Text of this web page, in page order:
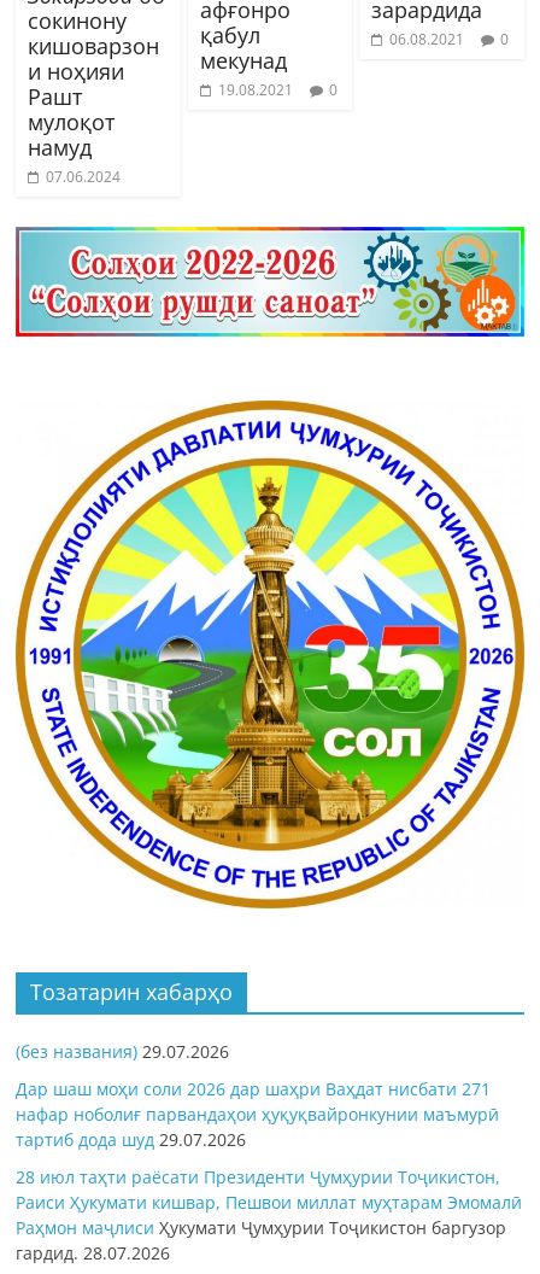
сокинону
кишоварзон
и ноҳияи
Рашт
мулоқот
намуд
07.06.2024
афғонро
қабул
мекунад
19.08.2021 0
зарардида
06.08.2021 0
Тозатарин хабарҳо
(без названия) 29.07.2026
Дар шаш моҳи соли 2026 дар шаҳри Ваҳдат нисбати 271
нафар ноболиғ парвандаҳои ҳуқуқвайронкунии маъмурӣ
тартиб дода шуд 29.07.2026
28 июл таҳти раёсати Президенти Ҷумҳурии Тоҷикистон,
Раиси Ҳукумати кишвар, Пешвои миллат муҳтарам Эмомалӣ
Раҳмон маҷлисиҲукумати Ҷумҳурии Тоҷикистон баргузор
гардид.28.07.2026